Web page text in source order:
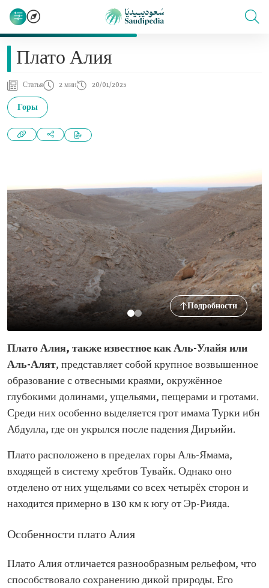
Плато Алия
Статья 2 мин 20/01/2025
Горы
Подробности
Плато Алия, также известное как Аль-Улайя или
Аль-Алят, представляет собой крупное возвышенное
образование с отвесными краями, окружённое
глубокими долинами, ущельями, пещерами и гротами.
Среди них особенно выделяется грот имама Турки ибн
Абдулла, где он укрылся после падения Диръийи.
Плато расположено в пределах горы Аль-Ямама,
входящей в систему хребтов Тувайк. Однако оно
отделено от них ущельями со всех четырёх сторон и
находится примерно в 130 км к югу от Эр-Рияда.
Особенности плато Алия
Плато Алия отличается разнообразным рельефом, что
способствовало сохранению дикой природы. Его